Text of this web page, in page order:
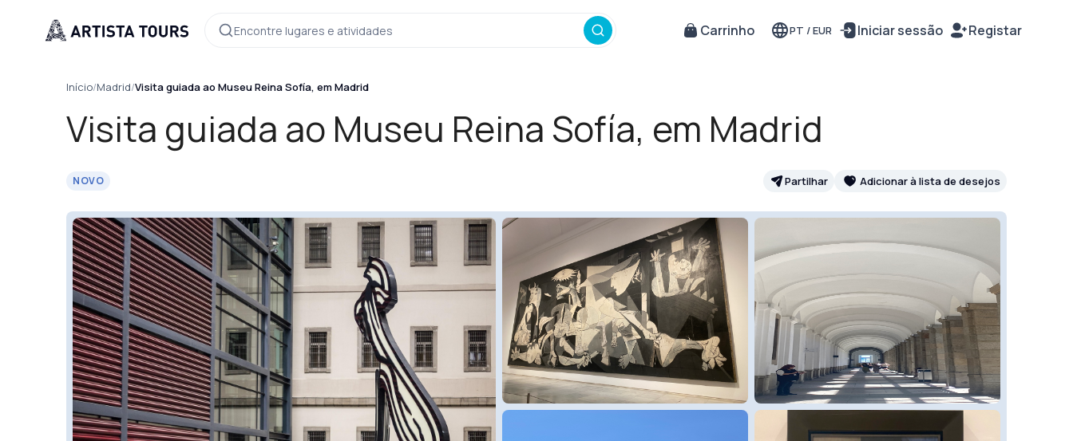
Encontre lugares e atividades Carrinho PT /EUR Iniciar sessão Registar
Início/Madrid/Visita guiada ao Museu Reina Sofía, em Madrid
Visita guiada ao Museu Reina Sofía, em Madrid
NOVO Partilhar Adicionar à lista de desejos